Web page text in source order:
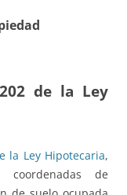
de la Ley
la Ley Hipotecaria,
de